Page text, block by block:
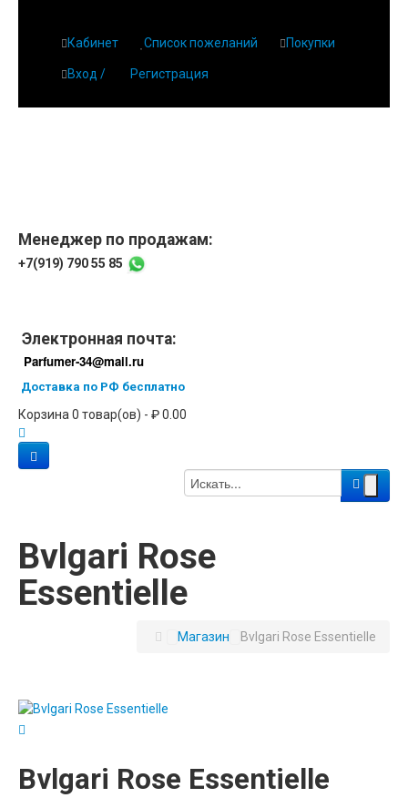
Кабинет Список пожеланий Покупки
Вход / Регистрация
Менеджер по продажам:
+7(919) 790 55 85
Электронная почта:
Parfumer-34@mail.ru
Доставка по РФ бесплатно
Корзина 0 товар(ов) - ₽ 0.00
Bvlgari Rose
Essentielle
Магазин Bvlgari Rose Essentielle
Bvlgari Rose Essentielle